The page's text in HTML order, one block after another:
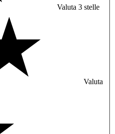
Valuta 3 stelle
Valuta